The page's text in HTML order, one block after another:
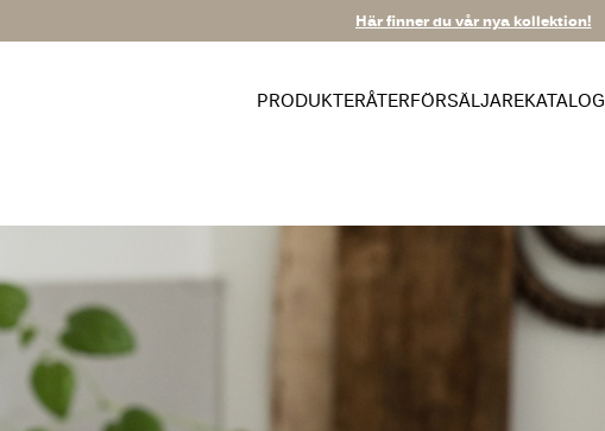
Här finner du vår nya kollektion!
PRODUKTERÅTERFÖRSÄLJAREKATALOG